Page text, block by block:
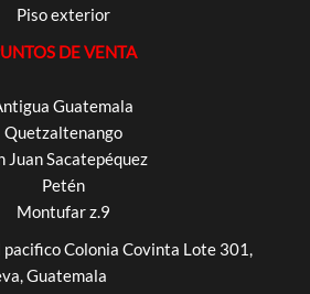
Piso exterior
DE VENTA
Guatemala
Quetzaltenango
Juan Sacatepéquez
Petén
Montufar z.9
Colonia Covinta Lote 301,
Guatemala